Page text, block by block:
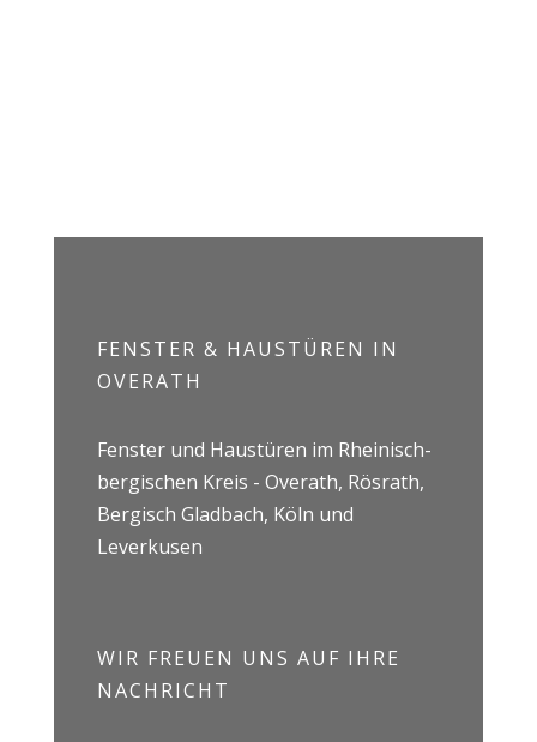
FENSTER & HAUSTÜREN IN
OVERATH
Fenster und Haustüren im Rheinisch-
bergischen Kreis - Overath, Rösrath,
Bergisch Gladbach, Köln und
Leverkusen
WIR FREUEN UNS AUF IHRE
NACHRICHT